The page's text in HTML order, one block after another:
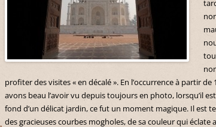
profiter des visites « en décalé ». En l’occurrence à partir
avons beau l’avoir vu depuis toujours en photo, lorsqu’il
fond d’un délicat jardin, ce fut un moment magique. Il est
des gracieuses courbes mogholes, de sa couleur qui éclate